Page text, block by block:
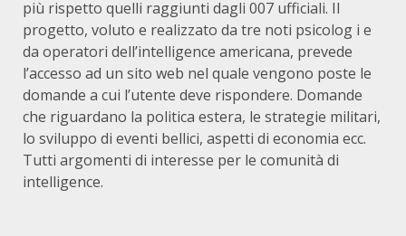
più rispetto quelli raggiunti dagli 007 ufficiali. Il
progetto, voluto e realizzato da tre noti psicolog i e
da operatori dell’intelligence americana, prevede
l’accesso ad un sito web nel quale vengono poste le
domande a cui l’utente deve rispondere. Domande
che riguardano la politica estera, le strategie militari,
lo sviluppo di eventi bellici, aspetti di economia ecc.
Tutti argomenti di interesse per le comunità di
intelligence.